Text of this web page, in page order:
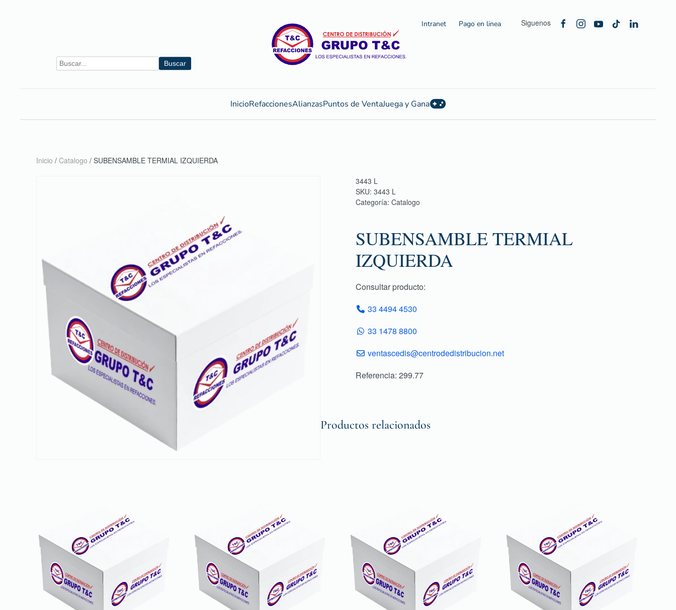
Buscar
Intranet Pago en linea Siguenos
InicioRefaccionesAlianzasPuntos de VentaJuega y Gana
Inicio / Catalogo / SUBENSAMBLE TERMIAL IZQUIERDA
3443 L
SKU: 3443 L
Categoría: Catalogo
SUBENSAMBLE TERMIAL
IZQUIERDA
Consultar producto:
33 4494 4530
33 1478 8800
ventascedis@centrodedistribucion.net
Referencia: 299.77
Productos relacionados